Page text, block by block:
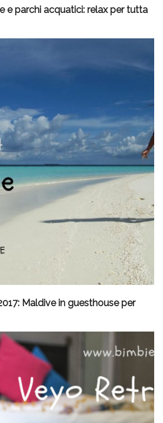
e parchi acquatici: relax per tutta
Maldive in guesthouse per